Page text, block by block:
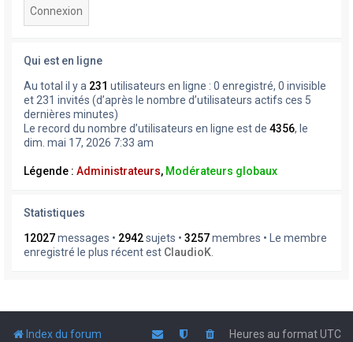
Qui est en ligne
Au total il y a 231 utilisateurs en ligne : 0 enregistré, 0 invisible
et 231 invités (d’après le nombre d’utilisateurs actifs ces 5
dernières minutes)
Le record du nombre d’utilisateurs en ligne est de 4356, le
dim. mai 17, 2026 7:33 am
Légende : Administrateurs, Modérateurs globaux
Statistiques
12027messages • 2942sujets • 3257membres • Le membre
enregistré le plus récent est ClaudioK
Index du forum Heures au formatUTC